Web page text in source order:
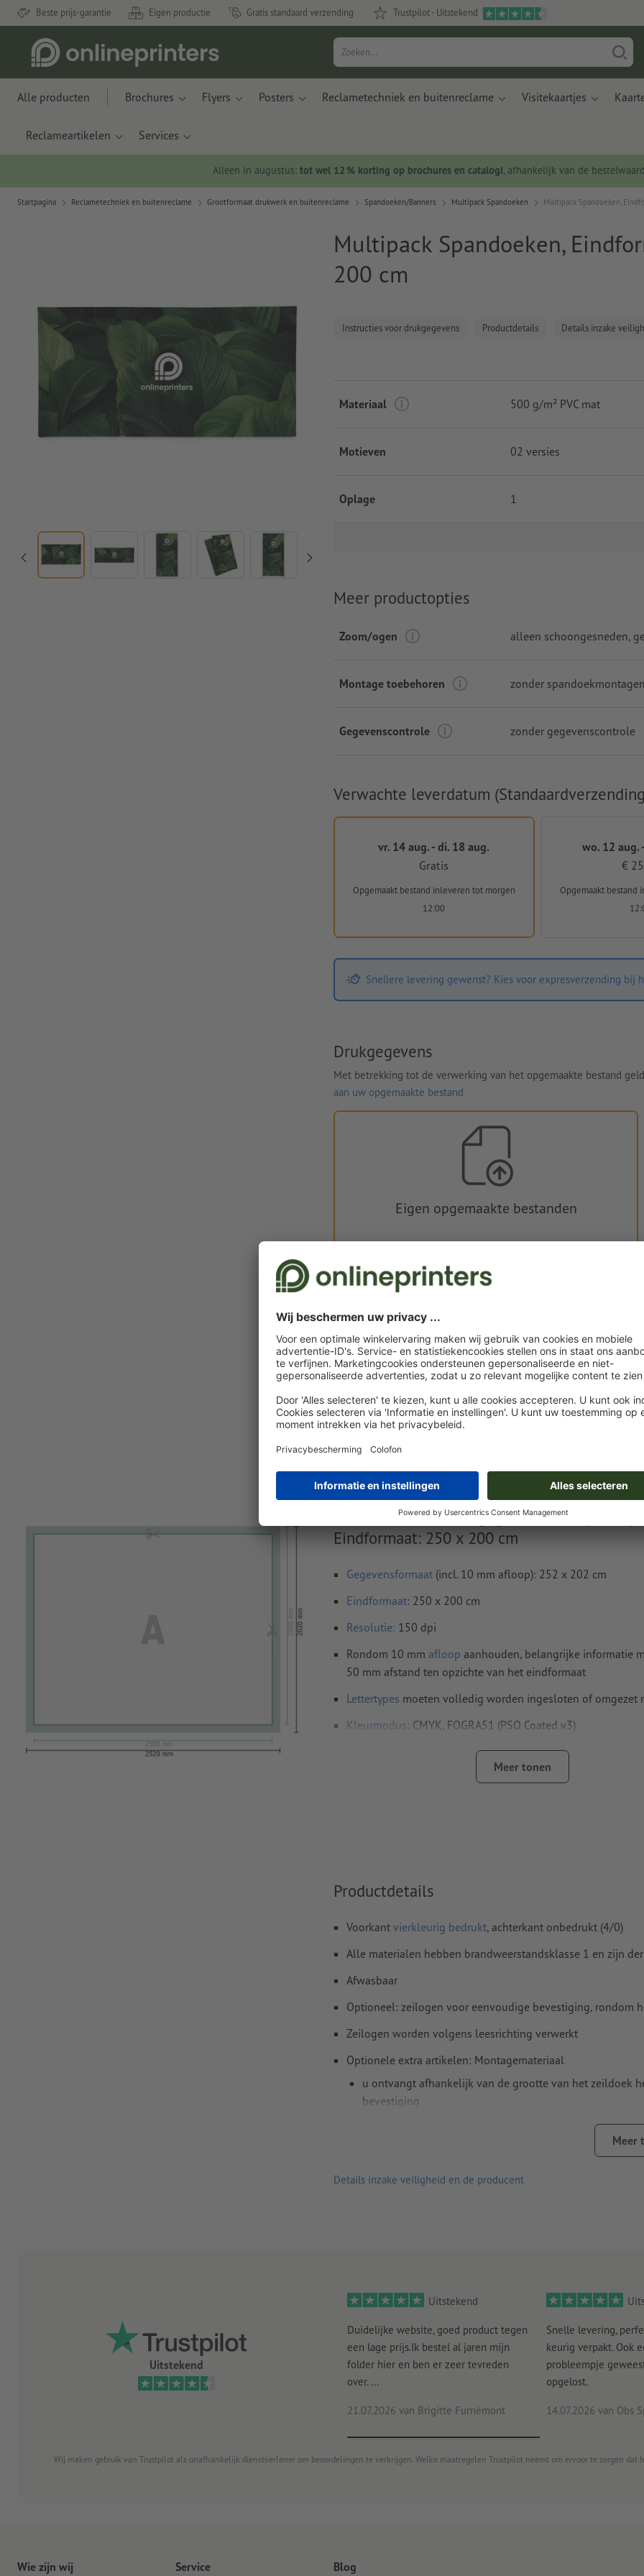
Beste prijs-garantie Eigen productie Gratis standaard verzending Trustpilot - Uitstekend
Alle producten Brochures Flyers Posters Reclametechniek en buitenreclame Visitekaartjes
Reclameartikelen Services
Alleen in augustus: tot wel 12 % korting op brochures en catalogi, afhankelijk van de
Startpagina Reclametechniek en buitenreclame Grootformaat drukwerk en buitenreclame Spandoeken/Banners Multipack Spandoeken Multipack Spandoeken,
Multipack Spandoeken,
200 cm
Instructies voor drukgegevens Productdetails Details inzake
Materiaal 500 g/m² PVC mat
Motieven 02 versies
Oplage 1
Meer productopties
Zoom/ogen alleen schoongesneden,
Montage toebehoren zonder
Gegevenscontrole zonder gegevenscontrole
Verwachte leverdatum
vr. 14 aug. - di. 18 aug.
Gratis
Opgemaakt bestand inleveren tot morgen
12:00
wo. 12 aug.
€
Opgemaakt bestand
Snellere levering gewenst? Kies voor expresverzending bij
Drukgegevens
Met betrekking tot de verwerking van het opgemaakte bestand
aan uw opgemaakte bestand
Eigen opgemaakte bestanden
uploaden.
€ 169,34
incl.
€
Levering circa:
vr. 14 aug. - di. 18 aug.
Instructies voor drukgegevens Multipack
Eindformaat: 250 x 200 cm
Gegevensformaat (incl. 10 mm afloop): 252 x 202 cm
Eindformaat: 250 x 200 cm
Resolutie: 150 dpi
Rondom 10 mm afloop aanhouden, belangrijke informatie
50 mm afstand ten opzichte van het eindformaat
Lettertypes moeten volledig worden ingesloten of omgezet
Kleurmodus: CMYK, FOGRA51 (PSO Coated v3)
worden door ons niet gecontroleerd
worden door ons niet gecontroleerd
Meer tonen
Productdetails
Voorkant vierkleurig bedrukt, achterkant onbedrukt (4/0)
Alle materialen hebben brandweerstandsklasse 1 en zijn
Afwasbaar
Optioneel: zeilogen voor eenvoudige bevestiging, rondom
Zeilogen worden volgens leesrichting verwerkt
Optionele extra artikelen: Montagemateriaal
u ontvangt afhankelijk van de grootte van het zeildoek
bevestiging
Meer informatie over het spandoekmontagemateriaal
De hoeveelheid spandoekmontagemateriaal wordt
Absoluut weerbestendig en daarom ook probleemloos
gevouwenworden geleverd
Let erop dat de ogen kunnen zijn gemaakt van kunststof of
Meer
Details inzake veiligheid en de producent
Uitstekend
Uitstekend
Duidelijke website, goed product tegen
een lage prijs.Ik bestel al jaren mijn
folder hier en ben er zeer tevreden
over. ...
21.07.2026 van Brigitte Furnèmont
Snelle levering,
keurig verpakt. Ook
probleempje
opgelost.
14.07.2026 van Obs
Wij maken gebruik van Trustpilot als onafhankelijk dienstverlener om beoordelingen te verkrijgen. Welke maatregelen Trustpilot neemt om ervoor te zorgen dat
Wie zijn wij Service Blog